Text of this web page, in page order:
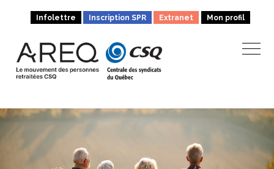
Infolettre Inscription SPR Extranet Mon profil